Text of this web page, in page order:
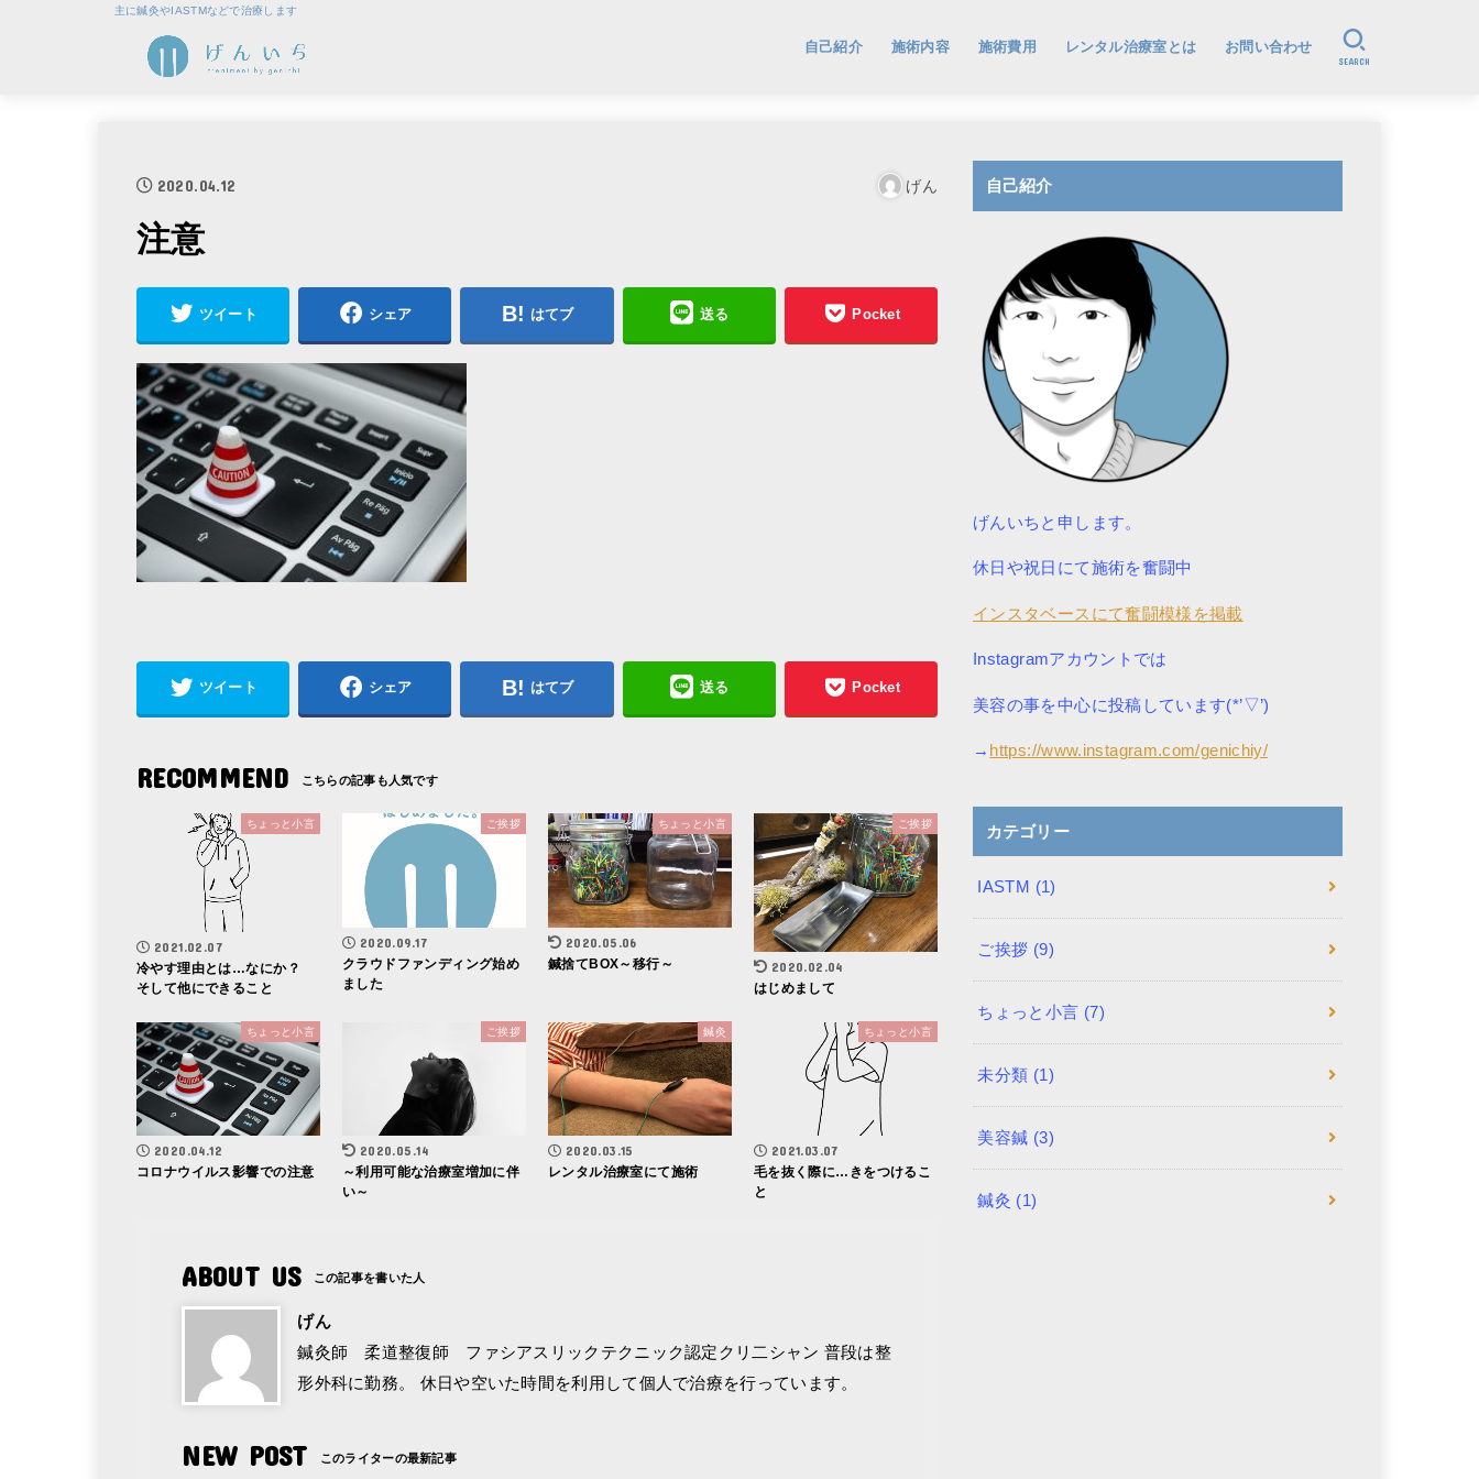
主に鍼灸やIASTMなどで治療します
自己紹介 施術内容 施術費用 レンタル治療室とは お問い合わせ
SEARCH
2020.04.12 げん
注意
ツイート シェア はてブ 送る Pocket
ツイート シェア はてブ 送る Pocket
RECOMMEND
ちょっと小言
2021.02.07
冷やす理由とは…なにか？
そして他にできること
ご挨拶
2020.09.17
クラウドファンディング始め
ました
ちょっと小言
2020.05.06
鍼捨てBOX～移行～
ご挨拶
2020.02.04
はじめまして
ちょっと小言
2020.04.12
コロナウイルス影響での注意
ご挨拶
2020.05.14
～利用可能な治療室増加に伴
い～
鍼灸
2020.03.15
レンタル治療室にて施術
ちょっと小言
2021.03.07
毛を抜く際に…きをつけるこ
と
ABOUT US
げん
鍼灸師 柔道整復師 ファシアスリックテクニック認定クリ二シャン 普段は整
形外科に勤務。 休日や空いた時間を利用して個人で治療を行っています。
NEW POST
自己紹介
げんいちと申します。
休日や祝日にて施術を奮闘中
インスタベースにて奮闘模様を掲載
Instagramアカウントでは
美容の事を中心に投稿しています(*’▽’)
→ https://www.instagram.com/genichiy/
カテゴリー
IASTM (1)
ご挨拶 (9)
ちょっと小言 (7)
未分類 (1)
美容鍼 (3)
鍼灸 (1)